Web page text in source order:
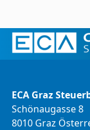
ECA Graz
Schönaugasse 8
8010 Graz